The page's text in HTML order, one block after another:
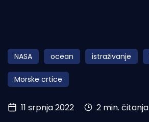
Obala
Otoci
Turizam i nautika
Pomorstvo
NASA ocean istraživanje
Morske crtice
11 srpnja 2022 2 min. čitanja